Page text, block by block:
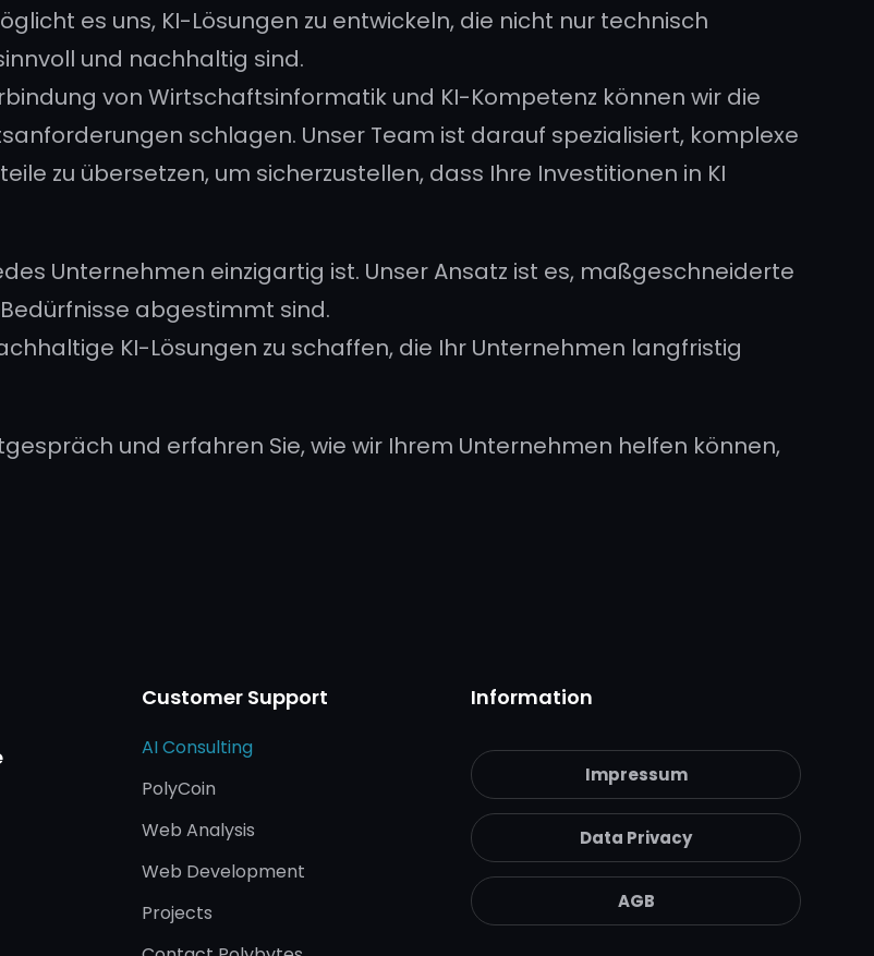
es uns, KI-Lösungen zu entwickeln, die nicht nur technisch
und nachhaltig sind.
von Wirtschaftsinformatik und KI-Kompetenz können wir die
schlagen. Unser Team ist darauf spezialisiert, komplexe
zu übersetzen, um sicherzustellen, dass Ihre Investitionen in KI
Unternehmen einzigartig ist. Unser Ansatz ist es, maßgeschneiderte
abgestimmt sind.
KI-Lösungen zu schaffen, die Ihr Unternehmen langfristig
und erfahren Sie, wie wir Ihrem Unternehmen helfen können,
Customer Support
AI Consulting
PolyCoin
Web Analysis
Web Development
Projects
Information
Impressum
Data Privacy
AGB